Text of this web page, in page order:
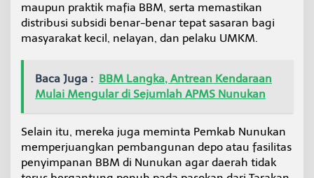
maupun praktik mafia BBM, serta memastikan
distribusi subsidi benar-benar tepat sasaran bagi
masyarakat kecil, nelayan, dan pelaku UMKM.
Baca Juga : BBM Langka, Antrean Kendaraan
Mulai Mengular di Sejumlah APMS Nunukan
Selain itu, mereka juga meminta Pemkab Nunukan
memperjuangkan pembangunan depo atau fasilitas
penyimpanan BBM di Nunukan agar daerah tidak